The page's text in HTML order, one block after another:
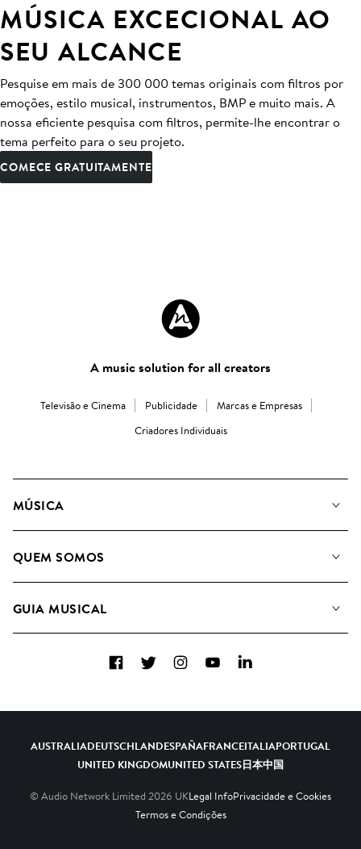
MÚSICA EXCECIONAL AO
SEU ALCANCE
Pesquise em mais de 300 000 temas originais com filtros por
emoções, estilo musical, instrumentos, BMP e muito mais. A
nossa eficiente pesquisa com filtros, permite-lhe encontrar o
tema perfeito para o seu projeto.
COMECE GRATUITAMENTE
A music solution for all creators
Televisão e Cinema Publicidade
Marcas e Empresas
Criadores Individuais
MÚSICA
Pesquisar
QUEM SOMOS
Como usamos a IA
GUIA MUSICAL
FacebookTwitterInstagramYouTubeLinkedIn
AUSTRALIADEUTSCHLANDESPAÑAFRANCEITALIAPORTUGAL
UNITED KINGDOMUNITED STATES日本中国
© Audio Network Limited 2026 UKLegal InfoPrivacidade e Cookies
Termos e Condições